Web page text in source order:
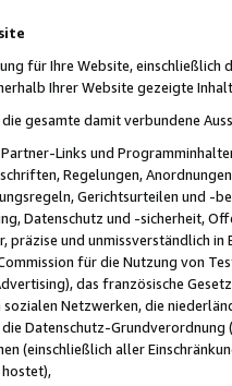
für Ihre Website,
Ihrer Website gezeigte
gesamte damit verbundene
Links und
Regelungen,
Gerichtsurteilen und -
Datenschutz und -sicherheit,
präzise und unmissverständlich
für die Nutzung von
das französische
sozialen Netzwerken, die
Datenschutz-
(einschließlich aller